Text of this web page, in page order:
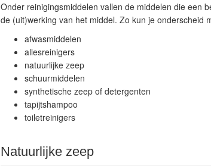
Onder reinigingsmiddelen vallen de middelen die een
de (uit)werking van het middel. Zo kun je onderscheid
afwasmiddelen
allesreinigers
natuurlijke zeep
schuurmiddelen
synthetische zeep of detergenten
tapijtshampoo
toiletreinigers
Natuurlijke zeep